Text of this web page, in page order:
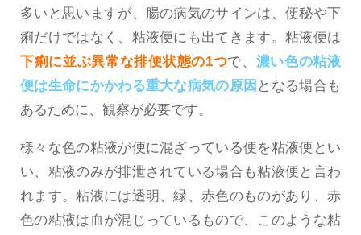
多いと思いますが、腸の病気のサインは、便秘や下
痢だけではなく、粘液便にも出てきます。粘液便は
下痢に並ぶ異常な排便状態の1つで、 濃い色の粘液
便は生命にかかわる重大な病気の原因 となる場合も
あるために、観察が必要です。
様々な色の粘液が便に混ざっている便を粘液便とい
い、粘液のみが排泄されている場合も粘液便と言わ
れます。粘液には透明、緑、赤色のものがあり、赤
色の粘液は血が混じっているもので、このような粘